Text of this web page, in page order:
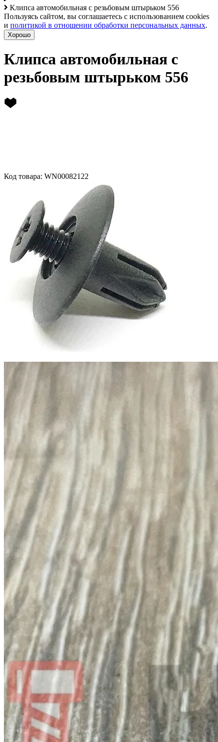
Клипса автомобильная с резьбовым штырьком 556
Пользуясь сайтом, вы соглашаетесь с использованием cookies
и политикой в отношении обработки персональных данных.
Хорошо
Клипса автомобильная с
резьбовым штырьком 556
Код товара: WN00082122